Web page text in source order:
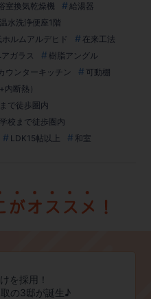
室換気乾燥機
給湯器
温水洗浄便座1階
ホルムアルデヒド
在来工法
ガラス
樹脂アングル
ウンターキッチン
可動棚
断熱）
で徒歩圏内
校まで徒歩圏内
LDK15帖以上 和室
を採用！
の3邸が誕生♪